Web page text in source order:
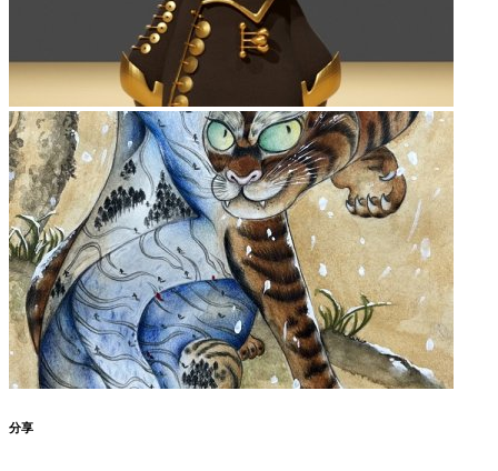
分享